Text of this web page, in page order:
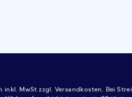
inkl. MwSt zzgl. Versandkosten. Bei